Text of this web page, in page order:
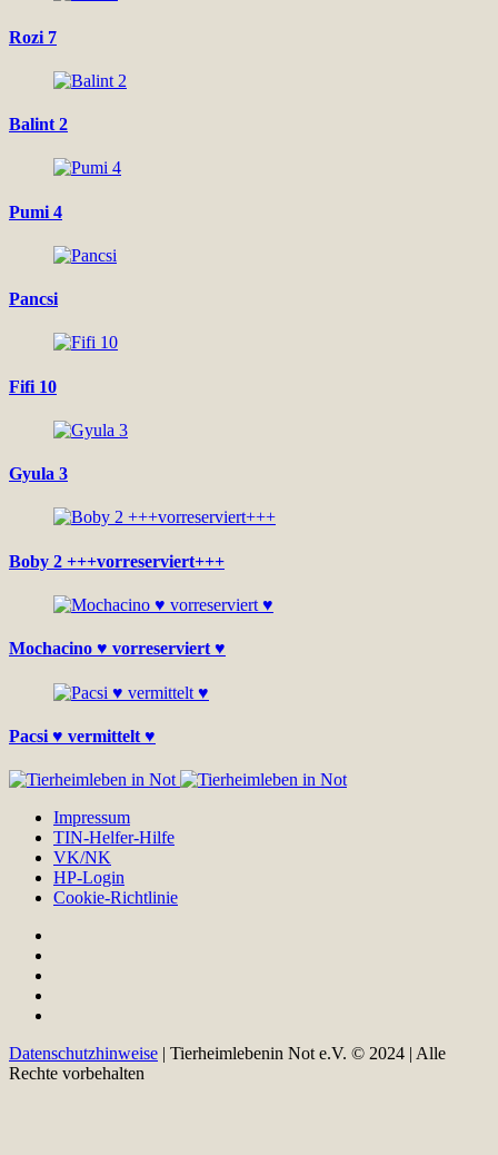
Rozi 7
Balint 2
Pumi 4
Pancsi
Fifi 10
Gyula 3
Boby 2 +++vorreserviert+++
Mochacino ♥ vorreserviert ♥
Pacsi ♥ vermittelt ♥
Impressum
TIN-Helfer-Hilfe
VK/NK
HP-Login
Cookie-Richtlinie
Datenschutzhinweise | Tierheimlebenin Not e.V. © 2024 | Alle
Rechte vorbehalten